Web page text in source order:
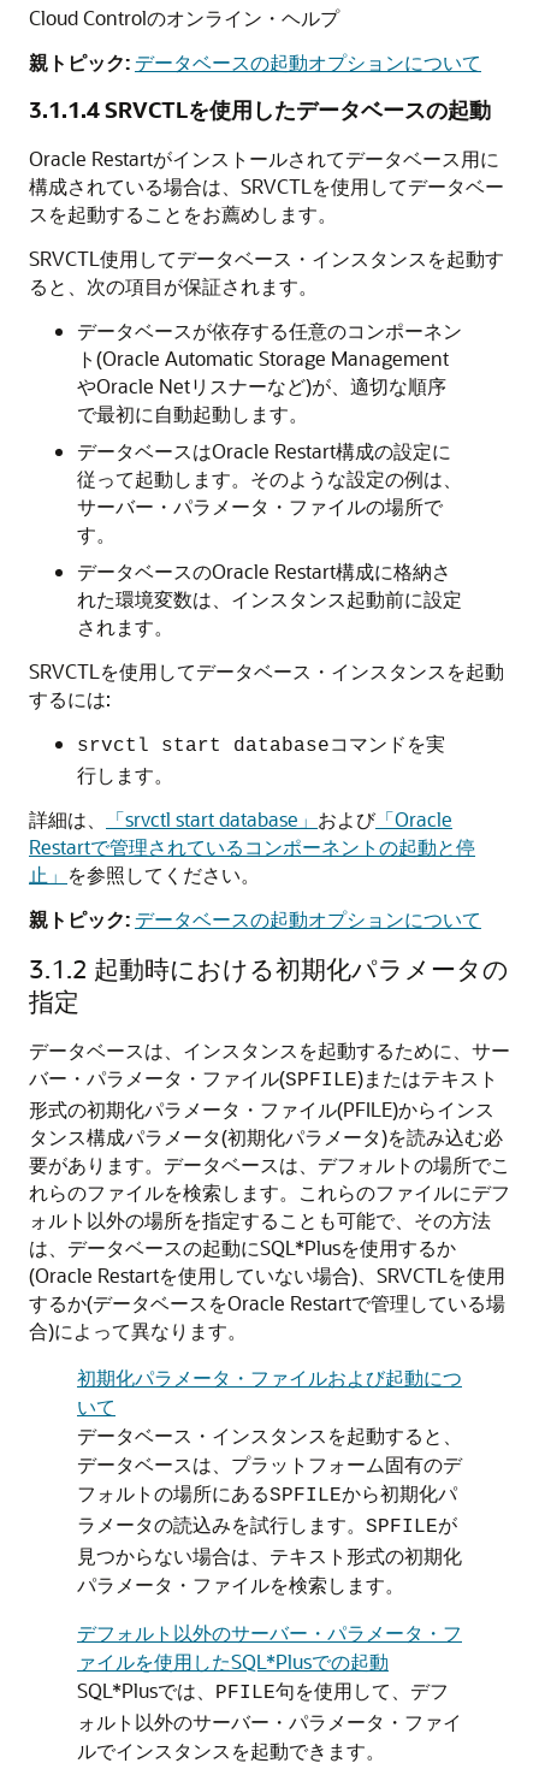
Cloud Controlのオンライン・ヘルプ
親トピック: データベースの起動オプションについて
3.1.1.4SRVCTLを使用したデータベースの起動
Oracle Restartがインストールされてデータベース用に
構成されている場合は、SRVCTLを使用してデータベー
スを起動することをお薦めします。
SRVCTL使用してデータベース・インスタンスを起動す
ると、次の項目が保証されます。
データベースが依存する任意のコンポーネン
ト(Oracle Automatic Storage Management
やOracle Netリスナーなど)が、適切な順序
で最初に自動起動します。
データベースはOracle Restart構成の設定に
従って起動します。そのような設定の例は、
サーバー・パラメータ・ファイルの場所で
す。
データベースのOracle Restart構成に格納さ
れた環境変数は、インスタンス起動前に設定
されます。
SRVCTLを使用してデータベース・インスタンスを起動
するには:
srvctl start databaseコマンドを実
行します。
詳細は、
「srvctl start database」 および「Oracle
Restartで管理されているコンポーネントの起動と停
止」 を参照してください。
親トピック: データベースの起動オプションについて
3.1.2 起動時における初期化パラメータの
指定
データベースは、インスタンスを起動するために、サー
バー・パラメータ・ファイル(SPFILE)またはテキスト
形式の初期化パラメータ・ファイル(PFILE)からインス
タンス構成パラメータ(初期化パラメータ)を読み込む必
要があります。データベースは、デフォルトの場所でこ
れらのファイルを検索します。これらのファイルにデフ
ォルト以外の場所を指定することも可能で、その方法
は、データベースの起動にSQL*Plusを使用するか
(Oracle Restartを使用していない場合)、SRVCTLを使用
するか(データベースをOracle Restartで管理している場
合)によって異なります。
初期化パラメータ・ファイルおよび起動につ
いて
データベース・インスタンスを起動すると、
データベースは、プラットフォーム固有のデ
フォルトの場所にあるSPFILEから初期化パ
ラメータの読込みを試行します。 SPFILEが
見つからない場合は、テキスト形式の初期化
パラメータ・ファイルを検索します。
デフォルト以外のサーバー・パラメータ・フ
ァイルを使用したSQL*Plusでの起動
SQL*Plusでは、
PFILE句を使用して、デフ
ォルト以外のサーバー・パラメータ・ファイ
ルでインスタンスを起動できます。